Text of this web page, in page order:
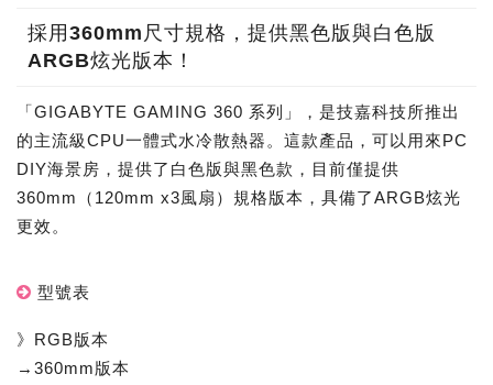
採用360mm尺寸規格，提供黑色版與白色版
ARGB炫光版本！
「GIGABYTE GAMING 360 系列」，是技嘉科技所推出
的主流級CPU一體式水冷散熱器。這款產品，可以用來PC
DIY海景房，提供了白色版與黑色款，目前僅提供
360mm（120mm x3風扇）規格版本，具備了ARGB炫光
更效。
型號表
》RGB版本
→360mm版本